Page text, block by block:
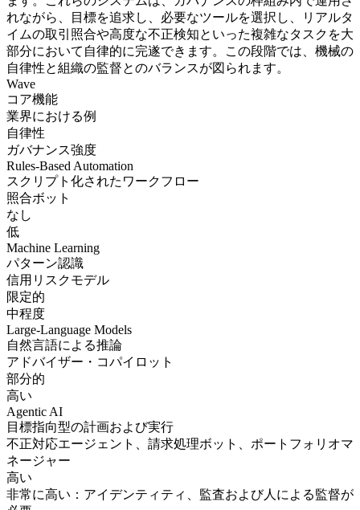
れながら、目標を追求し、必要なツールを選択し、リアルタ
イムの取引照合や高度な不正検知といった複雑なタスクを大
部分において自律的に完遂できます。この段階では、機械の
自律性と組織の監督とのバランスが図られます。
Wave
コア機能
業界における例
自律性
ガバナンス強度
Rules-Based Automation
スクリプト化されたワークフロー
照合ボット
なし
低
Machine Learning
パターン認識
信用リスクモデル
限定的
中程度
Large-Language Models
自然言語による推論
アドバイザー・コパイロット
部分的
高い
Agentic AI
目標指向型の計画および実行
不正対応エージェント、請求処理ボット、ポートフォリオマ
ネージャー
高い
非常に高い：アイデンティティ、監査および人による監督が